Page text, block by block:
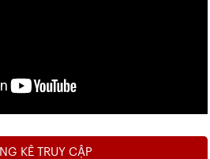
KÊ TRUY CẬP